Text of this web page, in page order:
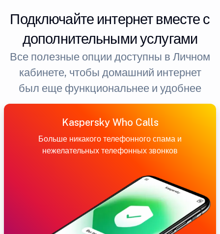
Подключайте интернет вместе с
дополнительными услугами
Все полезные опции доступны в Личном
кабинете, чтобы домашний интернет
был еще функциональнее и удобнее
Kaspersky Who Calls
Больше никакого телефонного спама и
нежелательных телефонных звонков